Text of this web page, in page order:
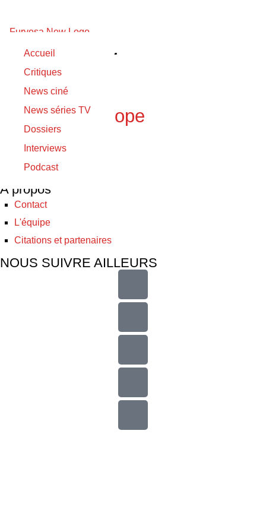
Accueil
Critiques
News ciné
News séries TV
Dossiers
Interviews
Podcast
Quentin Plair
05/01/2026
05/01/2026
Not Without Hope
A propos
Contact
L'équipe
Citations et partenaires
NOUS SUIVRE AILLEURS